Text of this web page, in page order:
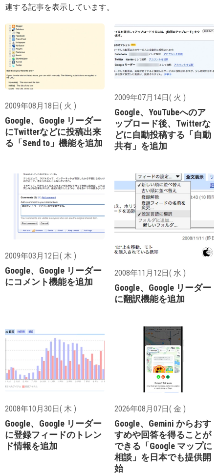
連する記事を表示しています。
2009年08月18日( 火 )
Google、Google リーダー
にTwitterなどに投稿出来
る「Send to」機能を追加
2009年07月14日( 火 )
Google、YouTubeへのア
ップロード後、Twitterな
どに自動投稿する「自動
共有」を追加
2009年03月12日( 木 )
Google、Google リーダー
にコメント機能を追加
2008年11月12日( 水 )
Google、Google リーダー
に翻訳機能を追加
2008年10月30日( 木 )
Google、Google リーダー
に登録フィードのトレン
ド情報を追加
2026年08月07日( 金 )
Google、Gemini からおす
すめや回答を得ることが
できる「Google マップに
相談」を日本でも提供開
始